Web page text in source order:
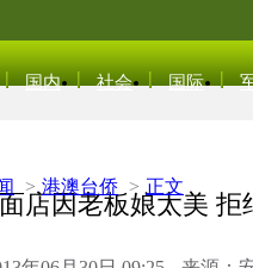
国内 社会 国际
> 港澳台侨 > 正文
店因老板娘太美 拒